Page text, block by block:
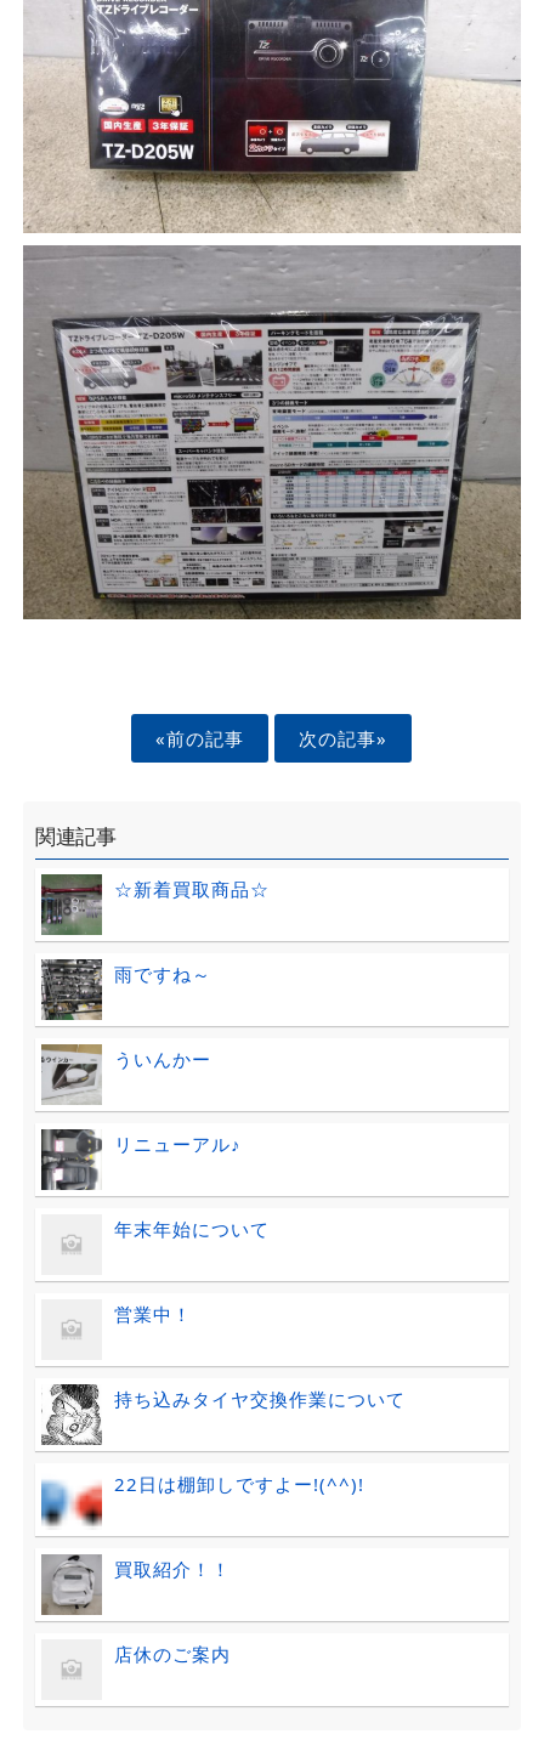
«前の記事 次の記事»
関連記事
☆新着買取商品☆
雨ですね～
ういんかー
リニューアル♪
年末年始について
営業中！
持ち込みタイヤ交換作業について
22日は棚卸しですよー!(^^)!
買取紹介！！
店休のご案内